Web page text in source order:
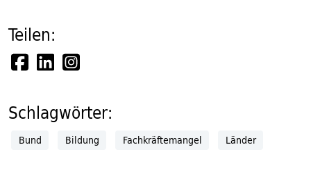
Teilen:
Schlagwörter:
Bund Bildung Fachkräftemangel Länder